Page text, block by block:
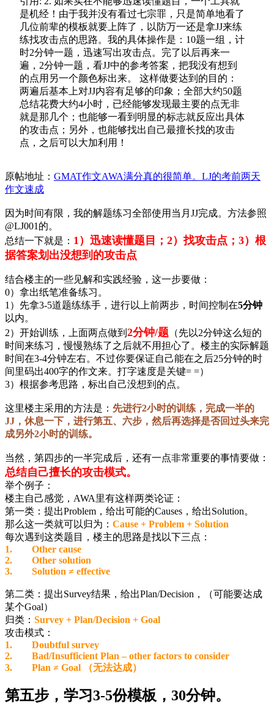
是机经！由于我并没有看过七宗罪，只是简单地看了
几位前辈的模板就要上阵了，以防万一还是拿JJ来练
练找攻击点的思路。我的具体操作是：10题一组，计
时2分钟一题，迅速写出攻击点。完了以后再来一
遍，2分钟一题，看JJ中的参考答案，把我没有想到
的点用另一个颜色标出来。 这样做要达到的目的：
两遍后基本上对JJ内容有足够的印象；全部大约50题
总结花费大约4小时，已经能够发现最主要的点无非
就是那几个；也能够一看到明显的标志就反应出具体
的攻击点；另外，也能够找出自己最擅长找的攻击
点，之后可以大加利用！
原帖地址： GMAT作文AWA满分真的很简单。LJ的考前两天
作文速成
因为时间有限，我的解题练习全部使用当月JJ完成。方法参照
@LJ001的。
总结一下就是： 1）迅速读懂题目；2）找攻击点；3）根
据答案划出没想到的攻击点
结合楼主的一些见解和实践经验，这一步要做：
0）拿出纸笔准备练习。
1）先拿3-5道题练练手，进行以上前两步，时间控制在5分钟
以内。
2）开始训练，上面两点做到 2分钟/题 （先以2分钟这么短的
时间来练习，慢慢熟练了之后就不用担心了。楼主的实际解题
时间在3-4分钟左右。不过你要保证自己能在之后25分钟的时
间里码出400字的作文来。打字速度是关键= =）
3）根据参考思路，标出自己没想到的点。
这里楼主采用的方法是： 先进行2小时的训练，完成一半的
JJ，休息一下，进行第五、六步，然后再选择是否回过头来完
成另外2小时的训练。
当然，第四步的一半完成后，还有一点非常重要的事情要做：
总结自己擅长的攻击模式。
举个例子：
楼主自己感觉，AWA里有这样两类论证：
第一类：提出Problem，给出可能的Causes，给出Solution。
那么这一类就可以归为： Cause + Problem + Solution
每次遇到这类题目，楼主的思路是找以下三点：
1. Other cause
2. Other solution
3. Solution ≠ effective
第二类：提出Survey结果，给出Plan/Decision，（可能要达成
某个Goal）
归类： Survey + Plan/Decision + Goal
攻击模式：
1. Doubtful survey
2. Bad/Insufficient Plan – other factors to consider
3. Plan ≠ Goal （无法达成）
第五步，学习3-5份模板，30分钟。